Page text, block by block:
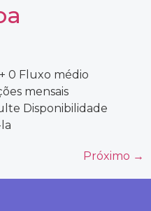
0 Fluxo médio
mensais
Disponibilidade
Próximo →